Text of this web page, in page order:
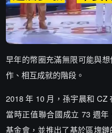
早年的幣圈充滿無限可能與
作、相互成就的階段。
2018 年 10 月，孫宇晨和 CZ
當時正值聯合國成立 73 週
基金會，並推出了基於區塊